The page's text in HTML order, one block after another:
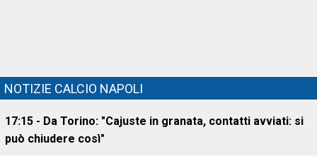
NOTIZIE CALCIO NAPOLI
17:15 - Da Torino: "Cajuste in granata, contatti avviati: si
può chiudere così"